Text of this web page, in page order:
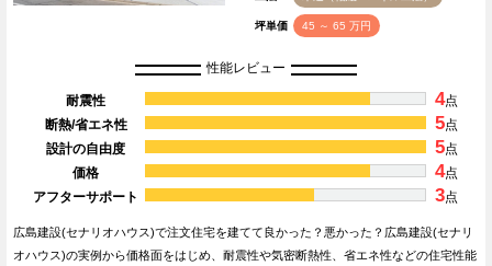
坪単価 45 ～ 65 万円
性能レビュー
耐震性 4点
断熱/省エネ性
5点
設計の自由度
5点
価格
4点
アフターサポート
3点
広島建設(セナリオハウス)で注文住宅を建てて良かった？悪かった？広島建設(セナリ
オハウス)の実例から価格面をはじめ、耐震性や気密断熱性、省エネ性などの住宅性能